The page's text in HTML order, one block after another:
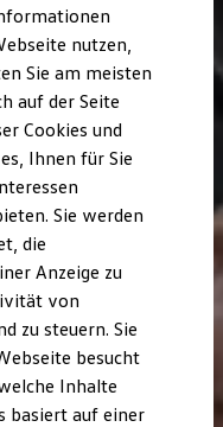
und Updates
ID.
nutzen,
Sie am meisten
auf der Seite
Cookies und
Ihnen für Sie
Sie werden
die
Anzeige zu
von
zu steuern. Sie
besucht
Inhalte
basiert auf einer